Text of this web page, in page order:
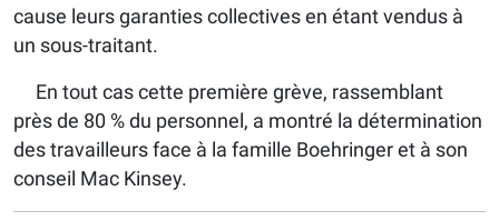
cause leurs garanties collectives en étant vendus à
un sous-traitant.
En tout cas cette première grève, rassemblant
près de 80 % du personnel, a montré la détermination
des travailleurs face à la famille Boehringer et à son
conseil Mac Kinsey.